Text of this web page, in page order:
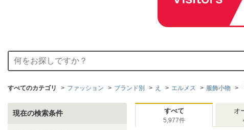
すべてのカテゴリ ファッション ブランド別 え エルメス 服飾小物
現在の検索条件 すべて
5,977件
オ